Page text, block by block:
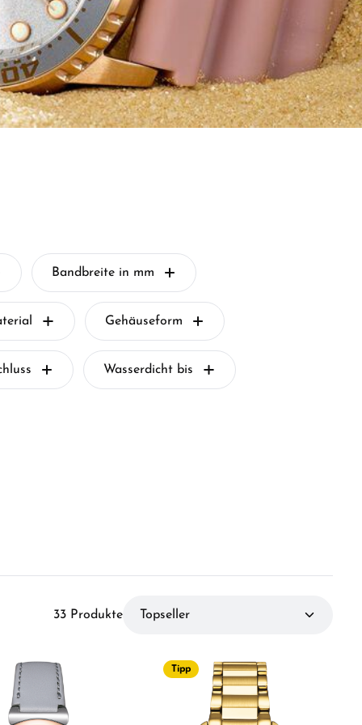
Bandbreite in mm
Gehäuseform
Wasserdicht bis
33 Produkte
Tipp